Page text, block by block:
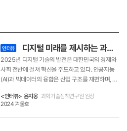
인터뷰 디지털 미래를 제시하는 과학기술혁신정책
2025년 디지털 기술의 발전은 대한민국의 경제와
사회 전반에 걸쳐 혁신을 주도하고 있다. 인공지능
(AI)과 빅데이터의 융합은 산업 구조를 재편하며, 디
이러한 변화 속에서 과학기술정책연구원은 국가의
지속가능한 발전과 국민 삶의 질 향상을 위한 전략
<인터뷰> 윤지웅 과학기술정책연구원 원장
2024 겨울호